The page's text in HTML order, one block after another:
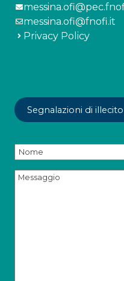
messina.ofi@fnofi.it
Privacy Policy
Segnalazioni di